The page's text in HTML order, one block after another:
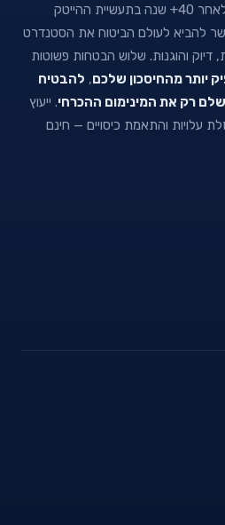
בישראל. נוסדה ע״י זאב יופה לאחר 40+ שנה בתעשיית ההייטק
להביא לעולם הביטוח את הסטנדרט
דיוק והוגנות. שלוש הבטחות פשוטות
יותר מהחיסכון שלכם, להבטיח
רק את המינימום ההכרחי. ייעוץ
עלויות והתאמת כיסויים — חינם